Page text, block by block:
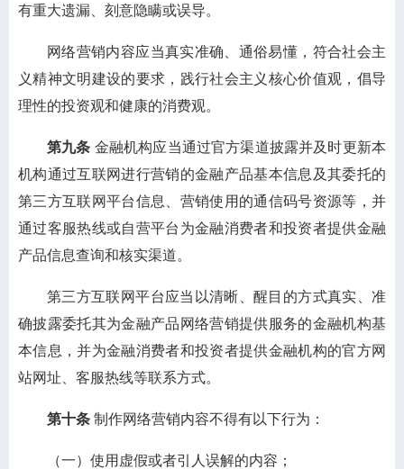
有重大遗漏、刻意隐瞒或误导。
网络营销内容应当真实准确、通俗易懂，符合社会主
义精神文明建设的要求，践行社会主义核心价值观，倡导
理性的投资观和健康的消费观。
第九条 金融机构应当通过官方渠道披露并及时更新本
机构通过互联网进行营销的金融产品基本信息及其委托的
第三方互联网平台信息、营销使用的通信码号资源等，并
通过客服热线或自营平台为金融消费者和投资者提供金融
产品信息查询和核实渠道。
第三方互联网平台应当以清晰、醒目的方式真实、准
确披露委托其为金融产品网络营销提供服务的金融机构基
本信息，并为金融消费者和投资者提供金融机构的官方网
站网址、客服热线等联系方式。
第十条 制作网络营销内容不得有以下行为：
（一）使用虚假或者引人误解的内容；